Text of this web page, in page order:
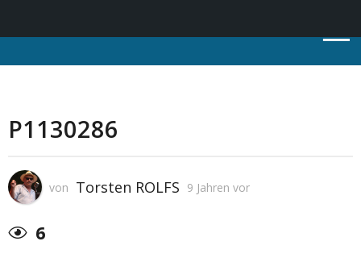
P1130286
von Torsten ROLFS 9 Jahren vor
6